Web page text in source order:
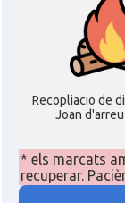
Recopliacio de
Joan
* els marcats
recuperar.